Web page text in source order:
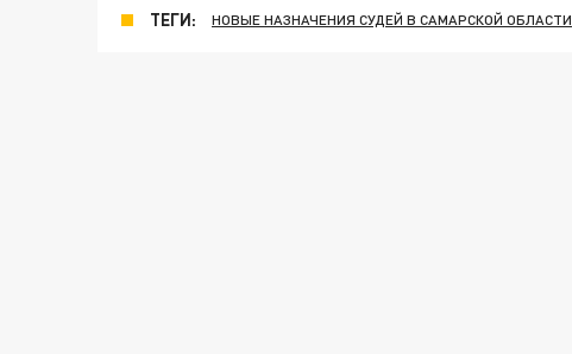
ТЕГИ: НОВЫЕ НАЗНАЧЕНИЯ СУДЕЙ В САМАРСКОЙ ОБЛАСТИ